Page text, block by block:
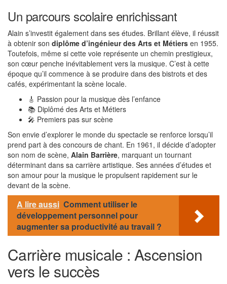
Un parcours scolaire enrichissant
Alain s’investit également dans ses études. Brillant élève, il réussit
à obtenir son diplôme d’ingénieur des Arts et Métiers en 1955.
Toutefois, même si cette voie représente un chemin prestigieux,
son cœur penche inévitablement vers la musique. C’est à cette
époque qu’il commence à se produire dans des bistrots et des
cafés, expérimentant la scène locale.
🎸 Passion pour la musique dès l’enfance
📚 Diplômé des Arts et Métiers
🎤 Premiers pas sur scène
Son envie d’explorer le monde du spectacle se renforce lorsqu’il
prend part à des concours de chant. En 1961, il décide d’adopter
son nom de scène, Alain Barrière, marquant un tournant
déterminant dans sa carrière artistique. Ses années d’études et
son amour pour la musique le propulsent rapidement sur le
devant de la scène.
A lire aussi Comment utiliser le
développement personnel pour
augmenter sa productivité au travail ?
Carrière musicale : Ascension
vers le succès